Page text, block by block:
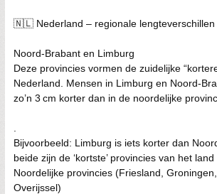
🇳🇱 Nederland – regionale lengteverschillen
Noord-Brabant en Limburg
Deze provincies vormen de zuidelijke
Nederland. Mensen in Limburg en
zo’n 3 cm korter dan in de noordelijke
Bijvoorbeeld: Limburg is iets korter dan
beide zijn de ‘kortste’ provincies van het land .
Noordelijke provincies (Friesland,
Overijssel)